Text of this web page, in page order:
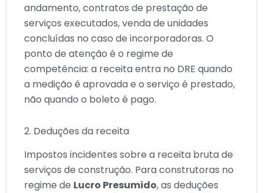
andamento, contratos de prestação de
serviços executados, venda de unidades
concluídas no caso de incorporadoras. O
ponto de atenção é o regime de
competência: a receita entra no DRE quando
a medição é aprovada e o serviço é prestado,
não quando o boleto é pago.
2. Deduções da receita
Impostos incidentes sobre a receita bruta de
serviços de construção. Para construtoras no
regime de Lucro Presumido, as deduções